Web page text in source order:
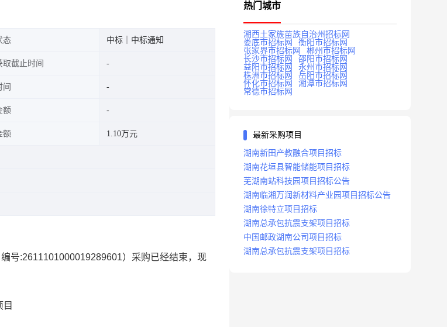
态 中标｜中标通知
取截止时间
额
额 1.10万元
编号:2611101000019289601）采购已经结束，现
目
热门城市
湘西土家族苗族自治州招标网
娄底市招标网
衡阳市招标网
张家界市招标网
郴州市招标网
长沙市招标网
邵阳市招标网
益阳市招标网
永州市招标网
株洲市招标网
岳阳市招标网
怀化市招标网
湘潭市招标网
常德市招标网
最新采购项目
湖南新田产教融合项目招标
湖南花垣县智能储能项目招标
芜湖南站科技园项目招标公告
湖南临湘万润新材料产业园项目招标公告
湖南徐特立项目招标
湖南总承包抗震支架项目招标
中国邮政湖南公司项目招标
湖南总承包抗震支架项目招标